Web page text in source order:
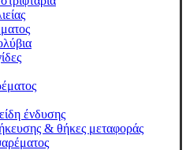
ένδυσης
& θήκες μεταφοράς